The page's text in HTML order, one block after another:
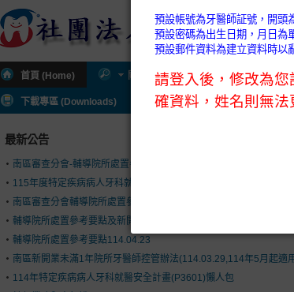
首頁 (Home) 關於公會 (About) 會務公
下載專區 (Downloads) 公會通知 (Information)
最新公告
南區審查分會-輔導院所處置參考要點及新開執業未滿1年控管辦法
115年度特定疾病病人牙科就醫安全計畫(P3601C)
南區審查分會輔導院所處置參考要點(114.9.11通過).
輔導院所處置參考要點及新開執業控管辦法(114.4.17)
輔導院所處置參考要點114.04.23
南區新開業未滿1年院所牙醫師控管辦法(114.03.29,114年5月起適
114年特定疾病病人牙科就醫安全計畫(P3601)懶人包